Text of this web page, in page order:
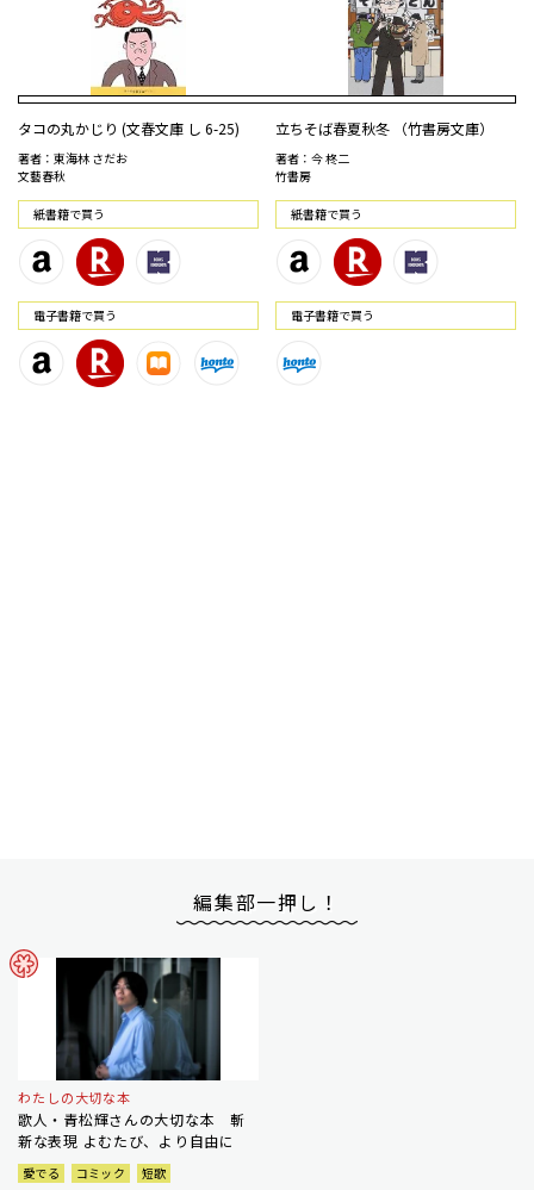
タコの丸かじり (文春文庫 し 6-25)
著者：東海林 さだお
文藝春秋
紙書籍で買う
電⼦書籍で買う
立ちそば春夏秋冬 （竹書房文庫）
著者：今 柊二
竹書房
紙書籍で買う
電⼦書籍で買う
編集部一押し！
わたしの大切な本
歌人・青松輝さんの大切な本 斬
新な表現 よむたび、より自由に
愛でる コミック 短歌